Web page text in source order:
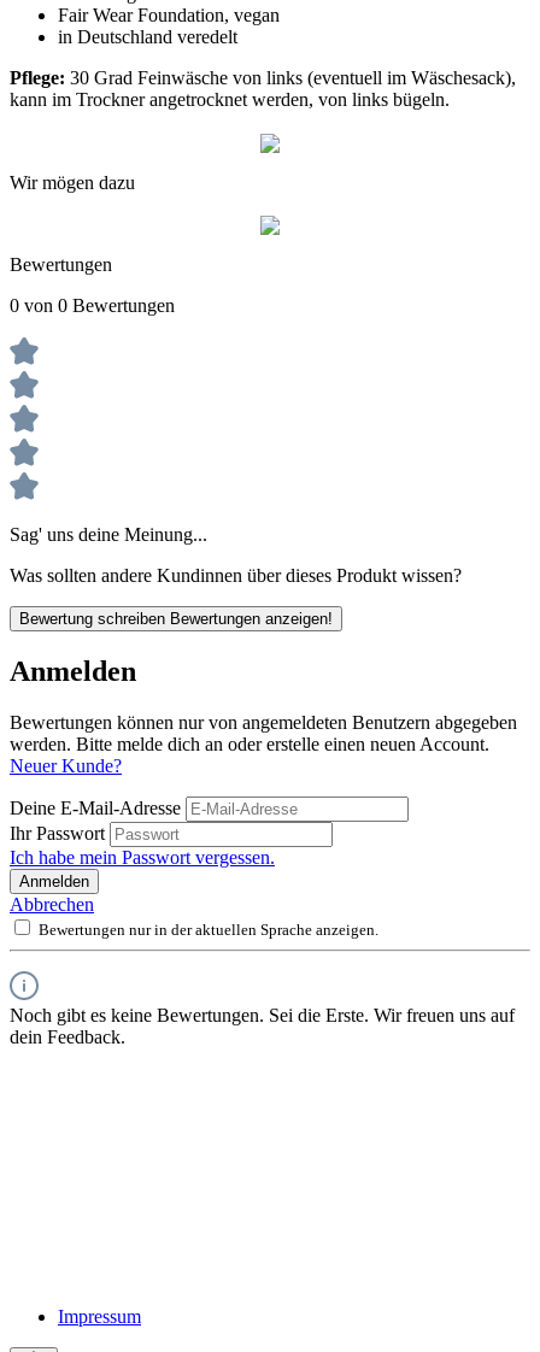
Fair Wear Foundation, vegan
in Deutschland veredelt
Pflege: 30 Grad Feinwäsche von links (eventuell im Wäschesack),
kann im Trockner angetrocknet werden, von links bügeln.
Wir mögen dazu
Bewertungen
0 von 0 Bewertungen
Sag' uns deine Meinung...
Was sollten andere Kundinnen über dieses Produkt wissen?
Bewertung schreiben Bewertungen anzeigen!
Anmelden
Bewertungen können nur von angemeldeten Benutzern abgegeben
werden. Bitte melde dich an oder erstelle einen neuen Account.
Neuer Kunde?
Deine E-Mail-Adresse
Ihr Passwort
Ich habe mein Passwort vergessen.
Anmelden
Abbrechen
Bewertungen nur in der aktuellen Sprache anzeigen.
Noch gibt es keine Bewertungen. Sei die Erste. Wir freuen uns auf
dein Feedback.
Impressum